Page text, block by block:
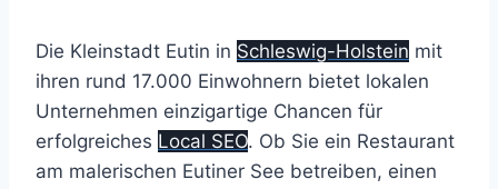
Die Kleinstadt Eutin in Schleswig-Holstein mit
ihren rund 17.000 Einwohnern bietet lokalen
Unternehmen einzigartige Chancen für
erfolgreiches Local SEO. Ob Sie ein Restaurant
am malerischen Eutiner See betreiben, einen